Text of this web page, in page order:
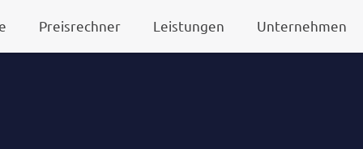
Preisrechner Leistungen Unternehmen